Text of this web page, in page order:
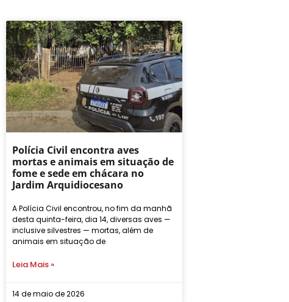
Polícia Civil encontra aves
mortas e animais em situação de
fome e sede em chácara no
Jardim Arquidiocesano
A Polícia Civil encontrou, no fim da manhã
desta quinta-feira, dia 14, diversas aves —
inclusive silvestres — mortas, além de
animais em situação de
Leia Mais »
14 de maio de 2026